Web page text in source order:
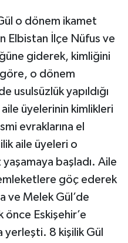
o dönem ikamet
Elbistan İlçe Nüfus ve
giderek, kimliğini
o dönem
usulsüzlük yapıldığı
üyelerinin kimlikleri
evraklarına el
aile üyeleri o
başladı. Aile
göç ederek
ve Melek Gül’de
önce Eskişehir’e
yerleşti. 8 kişilik Gül